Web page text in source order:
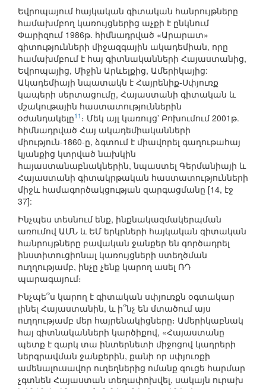
Եվրոպայում հայկական գիտական հանրույթները
համախմբող կառույցներից աչքի է ընկնում
Փարիզում 1986թ. հիմնադրված «Արարատ»
գիտությունների միջազգային ակադեմիան, որը
համախմբում է հայ գիտնականների Հայաստանից,
Եվրոպայից, Միջին Արևելքից, Ամերիկայից:
Ակադեմիայի նպատակն է Հայրենիք-Սփյուռք
կապերի սերտացումը, Հայաստանի գիտական և
մշակութային հաստատություններին
օժանդակելը11 ։ Մեկ այլ կառույց՝ Բոխումում 2001թ.
հիմնադրված Հայ ակադեմիականների
միություն-1860-ը, ձգտում է միավորել գաղութահայ
կյանքից կտրված նախկին
հայաստանաբնակներին, նպաստել Գերմանիայի և
Հայաստանի գիտակրթական հաստատությունների
միջև համագործակցության զարգացմանը [14, էջ
37]:
Ինչպես տեսնում ենք, ինքնակազմակերպման
առումով ԱՄՆ և ԵՄ երկրների հայկական գիտական
հանրույթները բավական ջանքեր են գործադրել
ինստիտուցիոնալ կառույցների ստեղծման
ուղղությամբ, ինչը չենք կարող ասել ՌԴ
պարագայում։
Ինչպե՞ս կարող է գիտական սփյուռքն օգտակար
լինել Հայաստանին, և ի՞նչ են մտածում այս
ուղղությամբ մեր հայրենակիցները։ Ամերիկաբնակ
հայ գիտնականների կարծիքով, «Հայաստանը
պետք է զարկ տա ինտերնետի միջոցով կադրերի
ներգրավման ջանքերին, քանի որ սփյուռքի
ամենալուսավոր ուղեղներից ոմանք գուցե հարմար
չգտնեն Հայաստան տեղափոխվել, սակայն ուրախ